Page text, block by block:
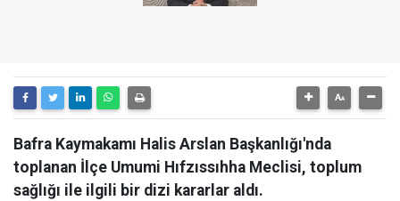
Bafra Kaymakamı Halis Arslan Başkanlığı'nda
toplanan İlçe Umumi Hıfzıssıhha Meclisi, toplum
sağlığı ile ilgili bir dizi kararlar aldı.